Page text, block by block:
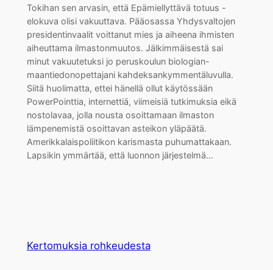
Tokihan sen arvasin, että Epämiellyttävä totuus -
elokuva olisi vakuuttava. Pääosassa Yhdysvaltojen
presidentinvaalit voittanut mies ja aiheena ihmisten
aiheuttama ilmastonmuutos. Jälkimmäisestä sai
minut vakuutetuksi jo peruskoulun biologian-
maantiedonopettajani kahdeksankymmentäluvulla.
Siitä huolimatta, ettei hänellä ollut käytössään
PowerPointtia, internettiä, viimeisiä tutkimuksia eikä
nostolavaa, jolla nousta osoittamaan ilmaston
lämpenemistä osoittavan asteikon yläpäätä.
Amerikkalaispoliitikon karismasta puhumattakaan.
Lapsikin ymmärtää, että luonnon järjestelmä…
Kertomuksia rohkeudesta